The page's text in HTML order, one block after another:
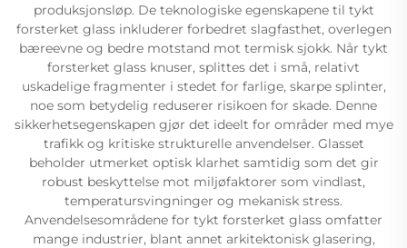
produksjonsløp. De teknologiske egenskapene til tykt
forsterket glass inkluderer forbedret slagfasthet, overlegen
bæreevne og bedre motstand mot termisk sjokk. Når tykt
forsterket glass knuser, splittes det i små, relativt
uskadelige fragmenter i stedet for farlige, skarpe splinter,
noe som betydelig reduserer risikoen for skade. Denne
sikkerhetsegenskapen gjør det ideelt for områder med mye
trafikk og kritiske strukturelle anvendelser. Glasset
beholder utmerket optisk klarhet samtidig som det gir
robust beskyttelse mot miljøfaktorer som vindlast,
temperatursvingninger og mekanisk stress.
Anvendelsesområdene for tykt forsterket glass omfatter
mange industrier, blant annet arkitektonisk glasering,